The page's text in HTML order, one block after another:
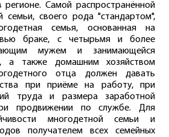
Самой распространённой
семьи, своего рода "стандартом",
семья, основанная на
браке, с четырьмя и более
мужем и занимающейся
а также домашним хозяйством
отца должен давать
при приёме на работу, при
труда и размера заработной
продвижении по службе. Для
многодетной семьи и
получателем всех семейных